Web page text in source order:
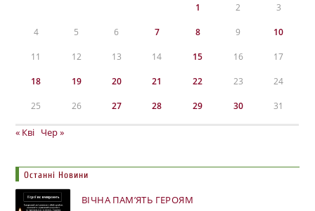
1 2 3
4 5 6 7 8 9 10
11 12 13 14 15 16 17
18 19 20 21 22 23 24
25 26 27 28 29 30 31
« Кві Чер »
Останні Новини
ВІЧНА ПАМ’ЯТЬ ГЕРОЯМ